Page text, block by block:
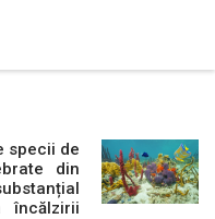
specii de
din
încălzirii